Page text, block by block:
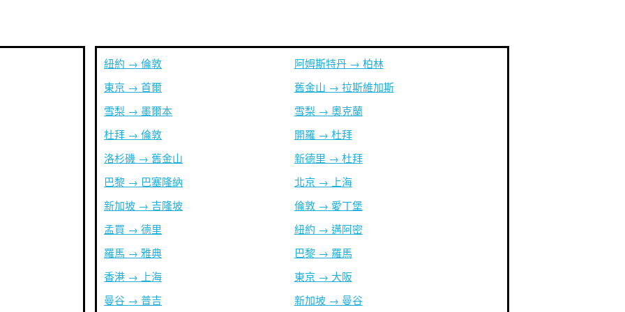
紐約 → 倫敦
東京 → 首爾
雪梨 → 墨爾本
杜拜 → 倫敦
洛杉磯 → 舊金山
巴黎 → 巴塞隆納
新加坡 → 吉隆坡
孟買 → 德里
羅馬 → 雅典
香港 → 上海
曼谷 → 普吉
阿姆斯特丹 → 柏林
舊金山 → 拉斯維加斯
雪梨 → 奧克蘭
開羅 → 杜拜
新德里 → 杜拜
北京 → 上海
倫敦 → 愛丁堡
紐約 → 邁阿密
巴黎 → 羅馬
東京 → 大阪
新加坡 → 曼谷